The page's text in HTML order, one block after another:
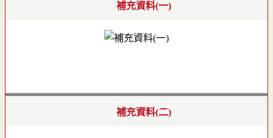
補充資料(一)
補充資料(二)